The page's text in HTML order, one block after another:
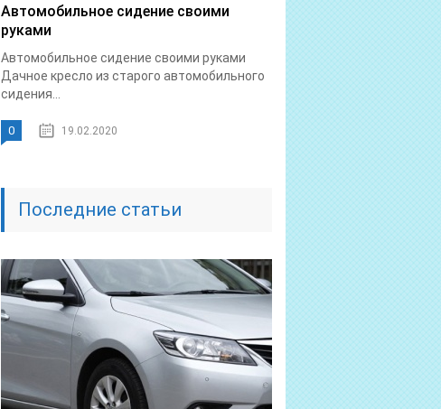
Автомобильное сидение своими
руками
Автомобильное сидение своими руками
Дачное кресло из старого автомобильного
сидения...
0 19.02.2020
Последние статьи